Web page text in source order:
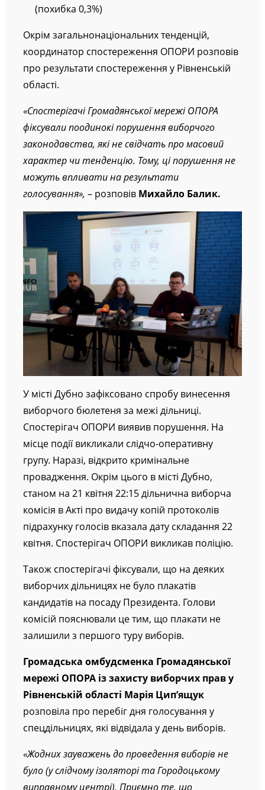
(похибка 0,3%)
Окрім загальнонаціональних тенденцій,
координатор спостереження ОПОРИ розповів
про результати спостереження у Рівненській
області.
«Спостерігачі Громадянської мережі ОПОРА
фіксували поодинокі порушення виборчого
законодавства, які не свідчать про масовий
характер чи тенденцію. Тому, ці порушення не
можуть впливати на результати
голосування», – розповів Михайло Балик.
У місті Дубно зафіксовано спробу винесення
виборчого бюлетеня за межі дільниці.
Спостерігач ОПОРИ виявив порушення. На
місце події викликали слідчо-оперативну
групу. Наразі, відкрито кримінальне
провадження. Окрім цього в місті Дубно,
станом на 21 квітня 22:15 дільнична виборча
комісія в Акті про видачу копій протоколів
підрахунку голосів вказала дату складання 22
квітня. Спостерігач ОПОРИ викликав поліцію.
Також спостерігачі фіксували, що на деяких
виборчих дільницях не було плакатів
кандидатів на посаду Президента. Голови
комісій пояснювали це тим, що плакати не
залишили з першого туру виборів.
Громадська омбудсменка Громадянської
мережі ОПОРА із захисту виборчих прав у
Рівненській області Марія Цип’ящук
розповіла про перебіг дня голосування у
спецдільницях, які відвідала у день виборів.
«Жодних зауважень до проведення виборів не
було (у слідчому ізоляторі та Городоцькому
виправному центрі). Приємно те, що